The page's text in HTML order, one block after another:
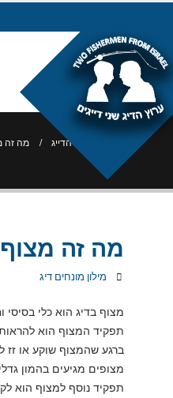
בלוג הדייג מה זה
מה זה
מילון מונחים דיג
מצוף בדיג הוא כלי בסיסי
תפקיד המצוף הוא
ברגע שהמצוף שוקע או זז
מצופים מגיעים בהמון
תפקיד נוסף למצוף הוא